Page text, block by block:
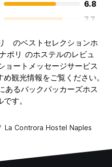
6.8
7.7
8.5
7.0
8.4
のベストセレクションホ
ポリ のホステルのレビュ
ョートメッセージサービス
観光情報をご覧ください。
るバックパッカーズホス
す。
La Controra Hostel Naples